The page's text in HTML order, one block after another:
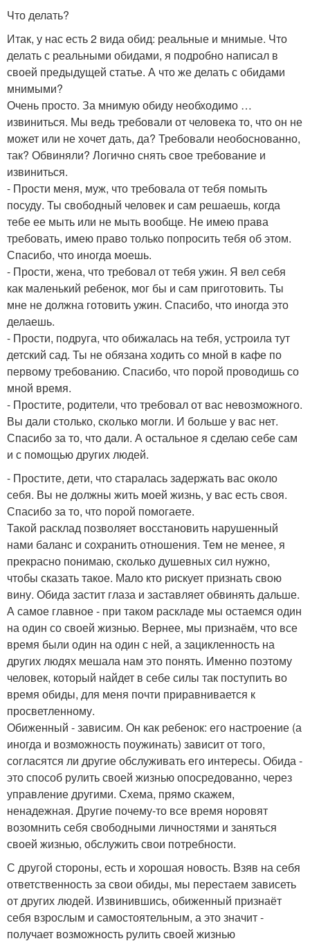
Что делать?
Итак, у нас есть 2 вида обид: реальные и мнимые. Что
делать с реальными обидами, я подробно написал в
своей предыдущей статье. А что же делать с обидами
мнимыми?
Очень просто. За мнимую обиду необходимо …
извиниться. Мы ведь требовали от человека то, что он не
может или не хочет дать, да? Требовали необоснованно,
так? Обвиняли? Логично снять свое требование и
извиниться.
- Прости меня, муж, что требовала от тебя помыть
посуду. Ты свободный человек и сам решаешь, когда
тебе ее мыть или не мыть вообще. Не имею права
требовать, имею право только попросить тебя об этом.
Спасибо, что иногда моешь.
- Прости, жена, что требовал от тебя ужин. Я вел себя
как маленький ребенок, мог бы и сам приготовить. Ты
мне не должна готовить ужин. Спасибо, что иногда это
делаешь.
- Прости, подруга, что обижалась на тебя, устроила тут
детский сад. Ты не обязана ходить со мной в кафе по
первому требованию. Спасибо, что порой проводишь со
мной время.
- Простите, родители, что требовал от вас невозможного.
Вы дали столько, сколько могли. И больше у вас нет.
Спасибо за то, что дали. А остальное я сделаю себе сам
и с помощью других людей.
- Простите, дети, что старалась задержать вас около
себя. Вы не должны жить моей жизнь, у вас есть своя.
Спасибо за то, что порой помогаете.
Такой расклад позволяет восстановить нарушенный
нами баланс и сохранить отношения. Тем не менее, я
прекрасно понимаю, сколько душевных сил нужно,
чтобы сказать такое. Мало кто рискует признать свою
вину. Обида застит глаза и заставляет обвинять дальше.
А самое главное - при таком раскладе мы остаемся один
на один со своей жизнью. Вернее, мы признаём, что все
время были один на один с ней, а зацикленность на
других людях мешала нам это понять. Именно поэтому
человек, который найдет в себе силы так поступить во
время обиды, для меня почти приравнивается к
просветленному.
Обиженный - зависим. Он как ребенок: его настроение (а
иногда и возможность поужинать) зависит от того,
согласятся ли другие обслуживать его интересы. Обида -
это способ рулить своей жизнью опосредованно, через
управление другими. Схема, прямо скажем,
ненадежная. Другие почему-то все время норовят
возомнить себя свободными личностями и заняться
своей жизнью, обслужить свои потребности.
С другой стороны, есть и хорошая новость. Взяв на себя
ответственность за свои обиды, мы перестаем зависеть
от других людей. Извинившись, обиженный признаёт
себя взрослым и самостоятельным, а это значит -
получает возможность рулить своей жизнью